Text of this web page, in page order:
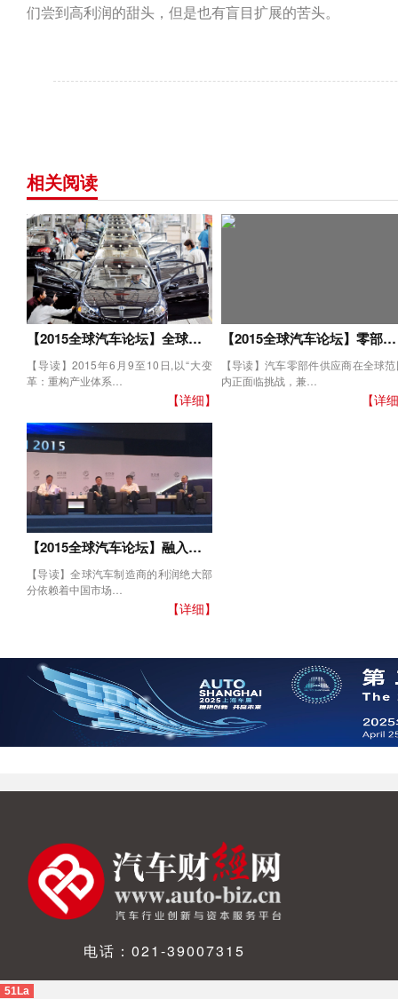
们尝到高利润的甜头，但是也有盲目扩展的苦头。
相关阅读
【2015全球汽车论坛】全球…
【导读】2015年6月9至10日,以“大变
革：重构产业体系…
【详细】
【2015全球汽车论坛】零部…
【导读】汽车零部件供应商在全球
内正面临挑战，兼…
【详
【2015全球汽车论坛】融入…
【导读】全球汽车制造商的利润绝大部
分依赖着中国市场…
【详细】
电话：021-39007315
51La